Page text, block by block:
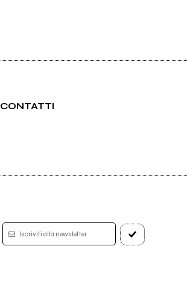
CONTATTI
Iscriviti alla newsletter